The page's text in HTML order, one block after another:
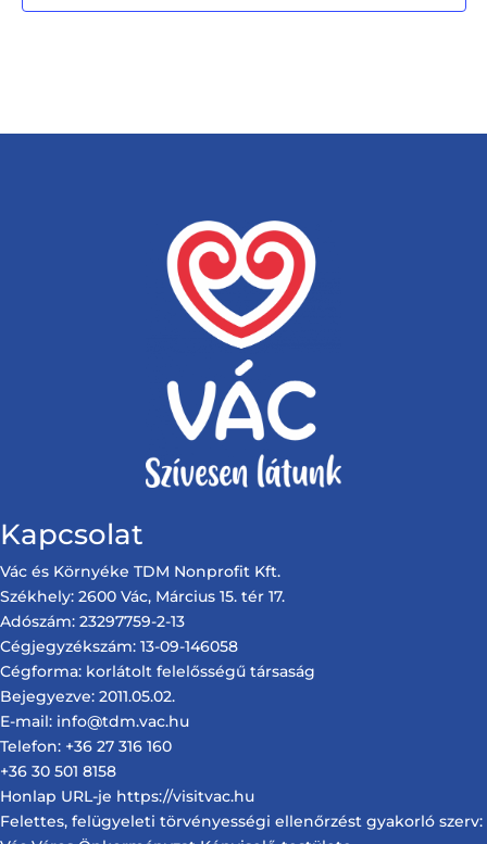
Kapcsolat
Vác és Környéke TDM Nonprofit Kft.
Székhely: 2600 Vác, Március 15. tér 17.
Adószám: 23297759-2-13
Cégjegyzékszám: 13-09-146058
Cégforma: korlátolt felelősségű társaság
Bejegyezve: 2011.05.02.
E-mail: info@tdm.vac.hu
Telefon: +36 27 316 160
+36 30 501 8158
Honlap URL-je https://visitvac.hu
Felettes, felügyeleti törvényességi ellenőrzést gyakorló szerv: